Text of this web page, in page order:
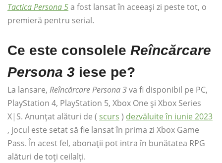
Tactica Persona 5a fost lansat în aceeași zi peste tot, o
premieră pentru serial.
Ce este consolele Reîncărcare
Persona 3 iese pe?
La lansare, Reîncărcare Persona 3va fi disponibil pe PC,
PlayStation 4, PlayStation 5, Xbox One și Xbox Series
X|S. Anunțat alături de ( scurs ) dezvăluite în iunie 2023
, jocul este setat să fie lansat în prima zi Xbox Game
Pass. În acest fel, abonații pot intra în bunătatea RPG
alături de toți ceilalți.